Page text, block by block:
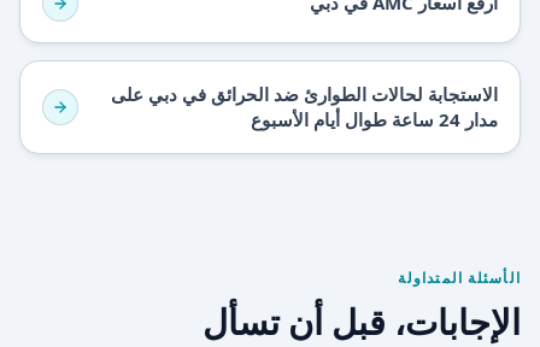
الاستجابة لحالات الطوارئ ضد الحرائق في دبي على
مدار 24 ساعة طوال أيام الأسبوع
الأسئلة المتداولة
الإجابات، قبل أن تسأل